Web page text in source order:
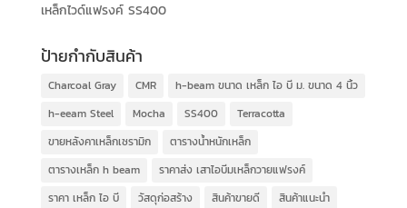
เหล็กไวด์แฟรงค์ SS400
ป้ายกำกับสินค้า
Charcoal Gray CMR
h-beam ขนาด เหล็ก ไอ บี ม. ขนาด 4 นิ้ว
h-eeam Steel
Mocha SS400
Terracotta
ขายหลังคาเหล็กเซรามิก
ตารางน้ำหนักเหล็ก
ตารางเหล็ก h beam
ราคาส่ง เสาไอบีมเหล็กวายแฟรงค์
ราคา เหล็ก ไอ บี
วัสดุก่อสร้าง สินค้าขายดี
สินค้าแนะนำ